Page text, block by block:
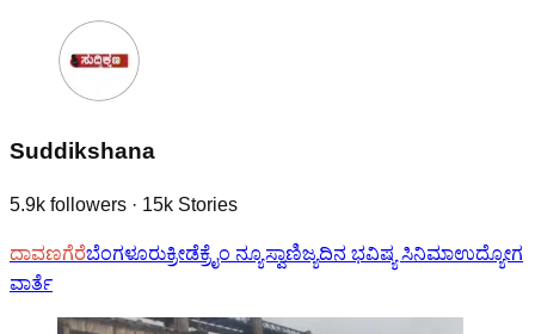
Suddikshana
5.9k followers · 15k Stories
ದಾವಣಗೆರೆಬೆಂಗಳೂರುಕ್ರೀಡೆಕ್ರೈಂ ನ್ಯೂಸ್ವಾಣಿಜ್ಯದಿನ ಭವಿಷ್ಯಸಿನಿಮಾಉದ್ಯೋಗ
ವಾರ್ತೆ